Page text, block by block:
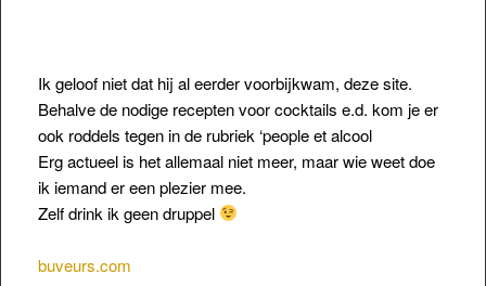
Ik geloof niet dat hij al eerder voorbijkwam, deze site.
Behalve de nodige recepten voor cocktails e.d. kom je er
ook roddels tegen in de rubriek ‘people et alcool
Erg actueel is het allemaal niet meer, maar wie weet doe
ik iemand er een plezier mee.
Zelfdrink ik geen druppel
buveurs.com